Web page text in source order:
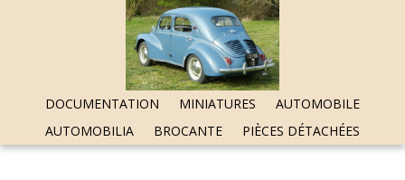
DOCUMENTATION MINIATURES
AUTOMOBILE
AUTOMOBILIA
BROCANTE PIÈCES DÉTACHÉES